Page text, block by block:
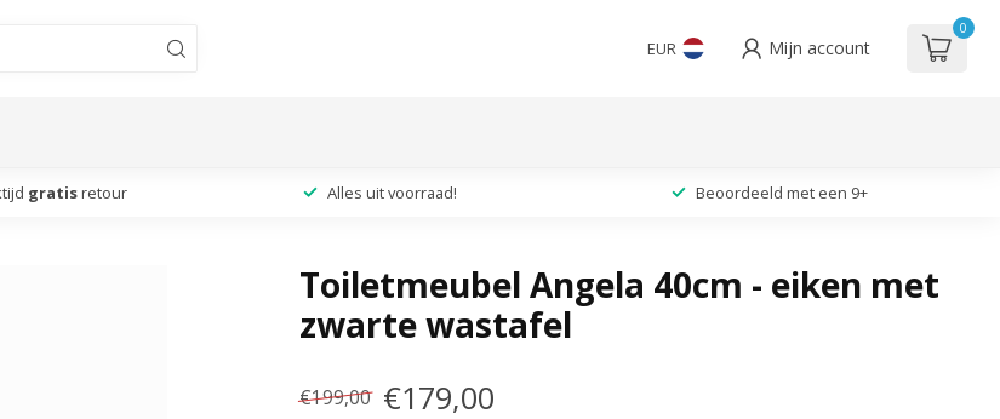
EUR Mijn account
0
gratis retour Alles uit voorraad! Beoordeeld met een 9+
Toiletmeubel Angela 40cm - eiken met
zwarte wastafel
€199,00 €179,00